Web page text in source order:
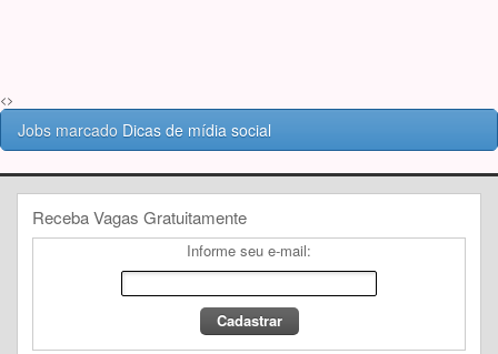
<>
Jobs marcado Dicas de mídia social
Receba Vagas Gratuitamente
Informe seu e-mail: